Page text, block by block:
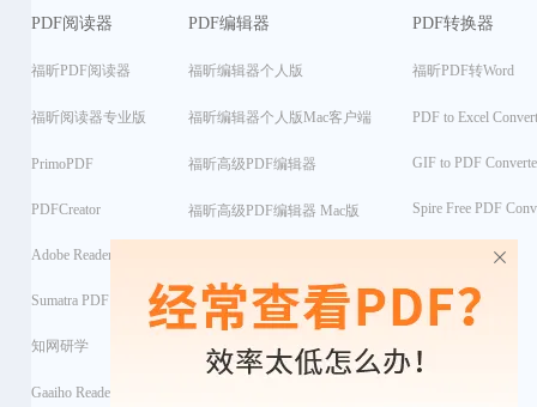
PDF阅读器
福昕PDF阅读器
福昕阅读器专业版
PrimoPDF
PDFCreator
Adobe Reader PDF
Sumatra PDF
知网研学
Gaaiho Reader
PDF编辑器
福昕编辑器个人版
福昕编辑器个人版Mac客户端
福昕高级PDF编辑器
福昕高级PDF编辑器 Mac版
Soda PDF Pro + OCR
Apowersoft PDF
PDF转换器
福昕PDF转Word
PDF to Excel
GIF to PDF
Spire Free PDF